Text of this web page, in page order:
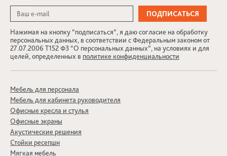
Нажимая на кнопку “подписаться”, я даю согласие на обработку
персональных данных, в соответствии с Федеральным законом от
27.07.2006 Т152 ФЗ “О персональных данных”, на условиях и для
целей, определенных в политике конфиденциальности
Мебель для персонала
Мебель для кабинета руководителя
Офисные кресла и стулья
Офисные экраны
Акустические решения
Стойки ресепшн
Мягкая мебель